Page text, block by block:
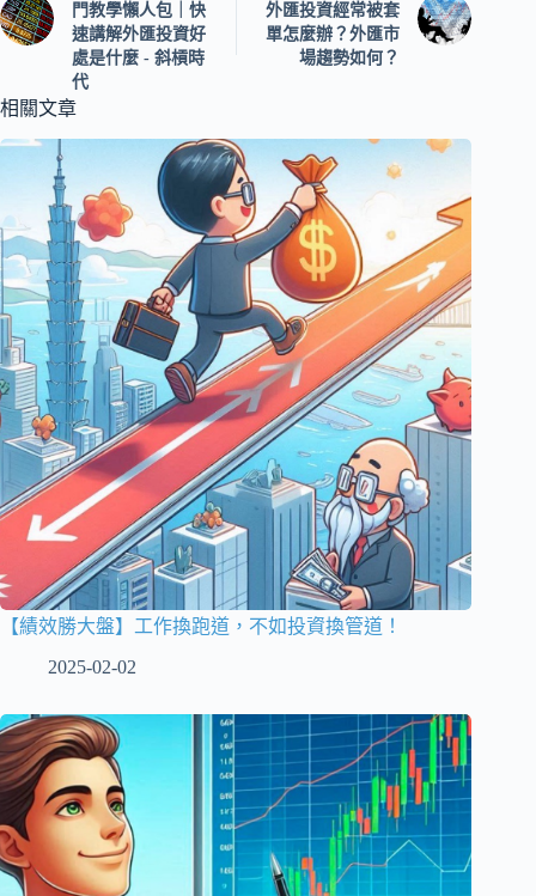
門教學懶人包｜快
速講解外匯投資好
處是什麼 - 斜槓時
代
外匯投資經常被套
單怎麼辦？外匯市
場趨勢如何？
相關文章
【績效勝大盤】工作換跑道，不如投資換管道！
2025-02-02